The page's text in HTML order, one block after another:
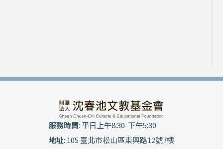
服務時間: 平日上午8:30-下午5:30
地址: 105 臺北市松山區東興路12號7樓